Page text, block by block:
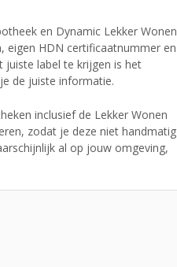
en Dynamic Lekker Wonen
eigen HDN certificaatnummer en
juiste label te krijgen is het
de juiste informatie.
inclusief de Lekker Wonen
zodat je deze niet handmatig
al op jouw omgeving,